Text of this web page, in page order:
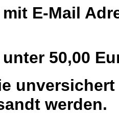
E-Mail
50,00
werden.